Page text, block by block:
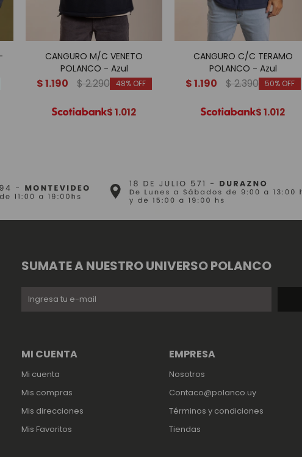
CANGURO M/C VENETO
POLANCO - Azul
$1.190 $2.290 48
$1.012
CANGURO C/C TERAMO
POLANCO - Azul
$1.190 $2.390 50
$1.012
EMPRESA
Nosotros
Contaco@polanco.uy
Términos y condiciones
Tiendas
MI CUENTA
Mi cuenta
Mis compras
Mis direcciones
Mis Favoritos
SUMATE A NUESTRO UNIVERSO POLANCO